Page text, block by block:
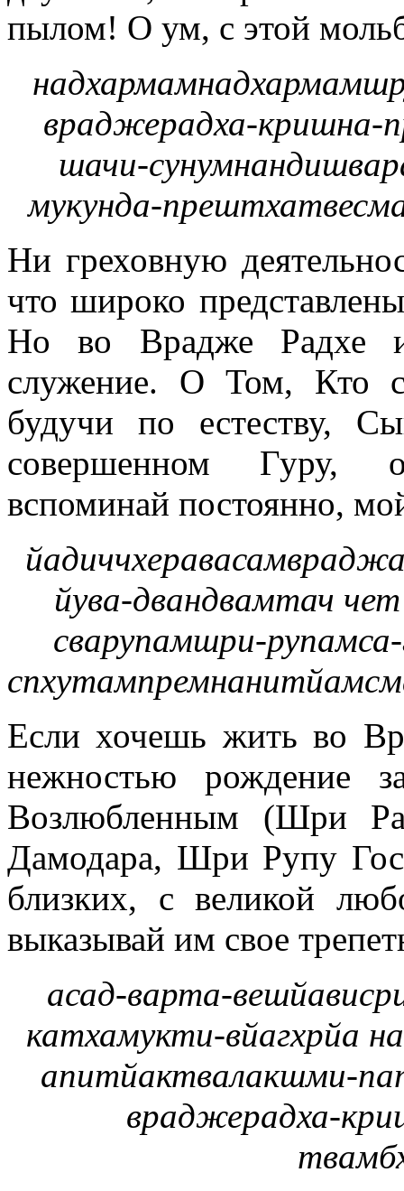
пылом! О ум, с этой
враджерадха-кришна-
шачи-
мукунда-
Ни греховную
что широко
Но во Врадже Радхе
служение. О Том, Кто
будучи по
совершенном Гуру,
вспоминай постоянно,
йува-двандвамтач
сварупамшри-
Если хочешь жить во
нежностью рождение
Возлюбленным (Шри
Дамодара, Шри Рупу
близких, с великой
выказывай им свое
асад-варта-
катхамукти-вйагхрйа
апитйактвалакшми-
враджерадха-